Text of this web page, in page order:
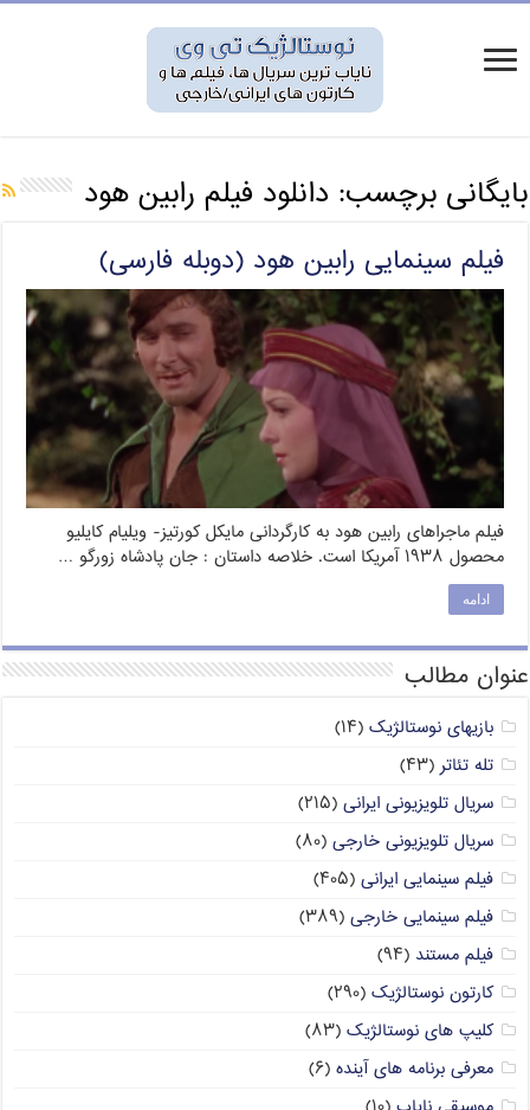
بایگانی برچسب: دانلود فیلم رابین هود
فیلم سینمایی رابین هود (دوبله فارسی)
فیلم ماجراهای رابین هود به کارگردانی مایکل کورتیز- ویلیام کایلیو
محصول ۱۹۳۸ آمریکا است. خلاصه داستان : جان پادشاه زورگو …
ادامه
عنوان مطالب
بازیهای نوستالژیک (۱۴)
تله تئاتر(۴۳)
سریال تلویزیونی ایرانی (۲۱۵)
سریال تلویزیونی خارجی (۸۰)
فیلم سینمایی ایرانی (۴۰۵)
فیلم سینمایی خارجی (۳۸۹)
فیلم مستند (۹۴)
کارتون نوستالژیک (۲۹۰)
کلیپ های نوستالژیک (۸۳)
معرفی برنامه های آینده (۶)